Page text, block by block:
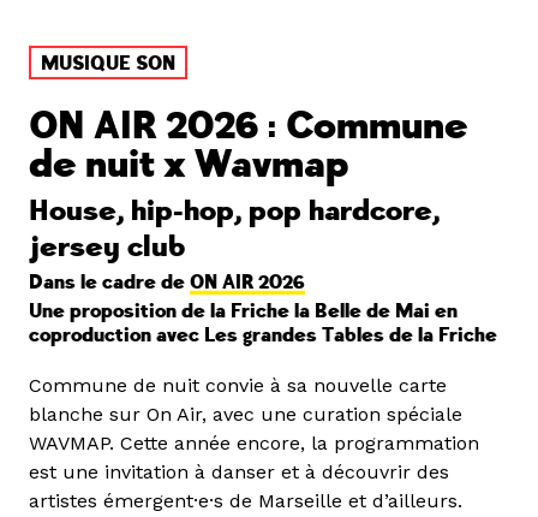
MUSIQUE SON
ON AIR 2026 : Commune
de nuit x Wavmap
House, hip-hop, pop hardcore,
jersey club
Dans le cadre de ON AIR 2026
Une proposition de la Friche la Belle de Mai en
coproduction avec Les grandes Tables de la Friche
Commune de nuit convie à sa nouvelle carte
blanche sur On Air, avec une curation spéciale
WAVMAP. Cette année encore, la programmation
est une invitation à danser et à découvrir des
artistes émergent·e·s de Marseille et d’ailleurs.